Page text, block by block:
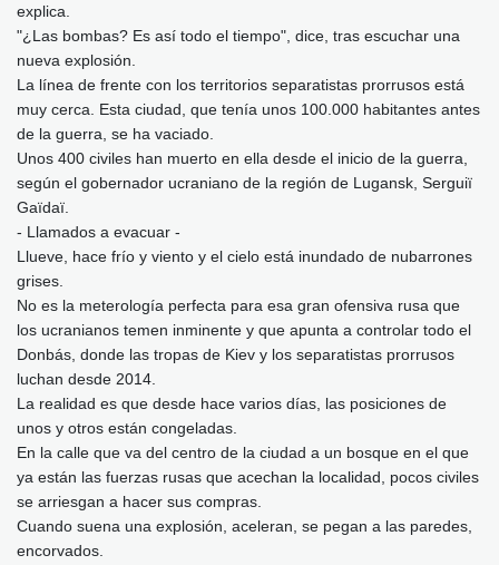
explica.
"¿Las bombas? Es así todo el tiempo", dice, tras escuchar una
nueva explosión.
La línea de frente con los territorios separatistas prorrusos está
muy cerca. Esta ciudad, que tenía unos 100.000 habitantes antes
de la guerra, se ha vaciado.
Unos 400 civiles han muerto en ella desde el inicio de la guerra,
según el gobernador ucraniano de la región de Lugansk, Serguiï
Gaïdaï.
- Llamados a evacuar -
Llueve, hace frío y viento y el cielo está inundado de nubarrones
grises.
No es la meterología perfecta para esa gran ofensiva rusa que
los ucranianos temen inminente y que apunta a controlar todo el
Donbás, donde las tropas de Kiev y los separatistas prorrusos
luchan desde 2014.
La realidad es que desde hace varios días, las posiciones de
unos y otros están congeladas.
En la calle que va del centro de la ciudad a un bosque en el que
ya están las fuerzas rusas que acechan la localidad, pocos civiles
se arriesgan a hacer sus compras.
Cuando suena una explosión, aceleran, se pegan a las paredes,
encorvados.